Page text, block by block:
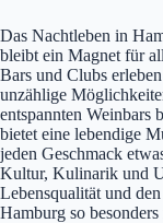
Das Nachtleben in
bleibt ein Magnet für
Bars und Clubs
unzählige
entspannten Weinbars
bietet eine lebendige
jeden Geschmack
Kultur, Kulinarik und
Lebensqualität und
Hamburg so besonders